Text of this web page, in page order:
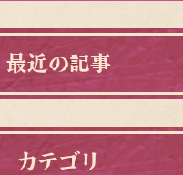
最近の記事
カテゴリ